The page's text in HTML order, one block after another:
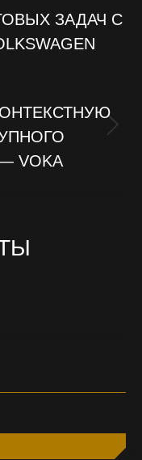
ЗАДАЧ С
VOKA